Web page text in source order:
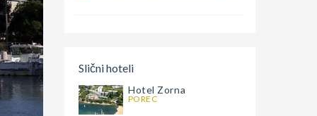
Slični hoteli
Hotel Zorna
POREC